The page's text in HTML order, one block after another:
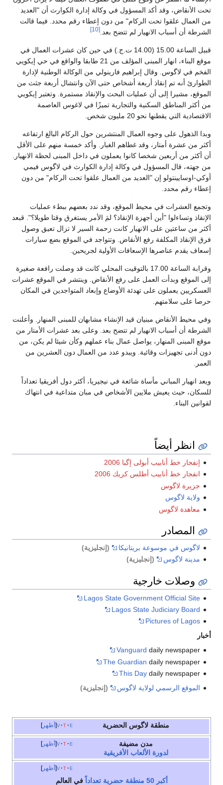
تحت الأنقاض، وقد أكد المسؤول في وكالة إدارة الكوارث أن "العديد
من العمال علقوا تحت الركام" من دون إعطاء رقم محدد. فيما قالت
الشرطة أن أسباب الانهيار لم تتضح بعد.[10]
قبيل الساعة 15.00 (14.00 ت.ج.) في حين كان عشرات العمال في
موقع البناء، انهار المبنى المؤلف من 21 طابقا والواقع في حي إيكويي
الفخم في لاگوس. وقال إبراهيم فارينولي من الوكالة الوطنية لإدارة
الطوارئ أنه تم إنقاذ أربعة أشخاص حتى الآن وانتشال أربعة جثث من
الموقع، مشيرا إلى أن عمليات البحث والإنقاذ مستمرة. وتعتبر إيكويي
من أكثر المناطق السكنية والتجارية تميزًا في لاغوس العاصمة
الاقتصادية التي يقطنها نحو 20 مليون شخص.
وبدا الذهول على وجوه العمال المنتشرين حول الركام البالغ ارتفاعه
أكثر من عشرة أمتار، وقد غطاهم الغبار. وأكد خمسة منهم على الأقل
أن أكثر من أربعين شخصا كانوا يعملون في داخل المبنى لحظة الانهيار.
من جهته، قال المسؤول في وكالة إدارة الكوارث في لاگوس فيمي
أوكي-اوسايينتولو إن "العديد من العمال علقوا تحت الركام" من دون
إعطاء رقم محدد.
وتجمع العشرات في محيط الموقع، وقد ندد بعضهم ببطء عمليات
الإنقاذ وتساءلوا "أين أجهزة الإنقاذ؟ لمَ الأمر يستغرق وقتا طويلا؟". قبعد
أكثر من ساعتين على الانهيار كانت زحمة السير لا تزال تعيق وصول
فرق الإنقاذ المكلفة رفع الأنقاض. وتتواجد في الموقع بضع سيارات
إسعاف يقدم عناصرها الإسعافات الأولية لجريحين.
وقرابة الساعة 17.00 بالتوقيت المحلي كانت قد وصلت رافعة صغيرة
إلى الموقع وبدأت العمل على رفع الأنقاض. وينتشر في الموقع عشرات
العسكريين يعملون على تهدئة الأوضاع وإبعاد المتواجدين في المكان
حرصا على سلامتهم.
وفي محيط الأنقاض مبنيان قيد الإنشاء مشابهان للمبنى المنهار. وأعلنت
الشرطة أن أسباب الانهيار لم تتضح بعد. وعلى بعد عشرات الأمتار من
موقع المبنى المنهار، يواصل عمال بناء عملهم وكأن شيئا لم يكن، من
دون أدنى تجهيزات وقائية. ويبدو عدد من العمال دون العشرين من
العمر.
ويعد انهيار المباني مأساة شائعة في نيجيريا، أكثر دول أفريقيا تعداداً
للسكان، حيث يعيش ملايين الأشخاص في مبان متداعية في انتهاك
لقوانين البناء.
انظر أيضاً
إنفجار خط أنابيب أبولى إگبا 2006
انفجار خط أنابيب أطلس كريك 2006
جزيرة لاگوس
ولاية لاگوس
معاهدة لاگوس
المصادر
لاگوس في موسوعة بريتانيكا
(إنجليزية)
مدينة لاگوس
(إنجليزية)
وصلات خارجية
Lagos State Government Official Site
Lagos State Judiciary Board
Pictures of Lagos
أخبار
Vanguard daily newspaper
The Guardian daily newspaper
This Daydaily newspaper
الموقع الرسمي لولاية لاگوس
(إنجليزية)
أظهر v t e منطقة لاگوس الحضرية
أظهر v t e
مدن مضيفة
لدورة الألعاب الأفريقية
أظهر v t e
أكبر 50 منطقة حضرية تعداداً
في العالم